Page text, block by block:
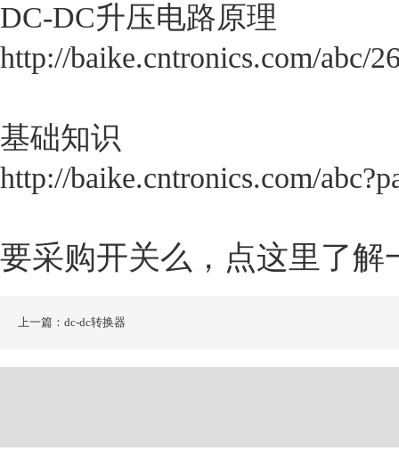
DC-DC升压电路原理
http://baike.cntronics.com/abc/
基础知识
http://baike.cntronics.com/
要采购开关么，点这里了解
上一篇：dc-dc转换器